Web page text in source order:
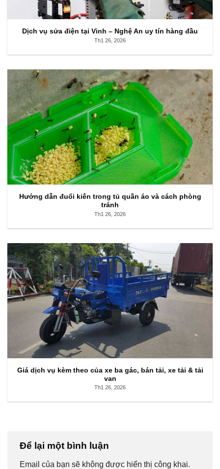
Dịch vụ sửa điện tại Vinh – Nghệ An uy tín hàng đầu
Th1 26, 2026
Hướng dẫn đuổi kiến trong tủ quần áo và cách phòng
tránh
Th1 26, 2026
Giá dịch vụ kèm theo của xe ba gác, bán tải, xe tải & tải
van
Th1 26, 2026
Để lại một bình luận
Email của bạn sẽ không được hiển thị công khai.